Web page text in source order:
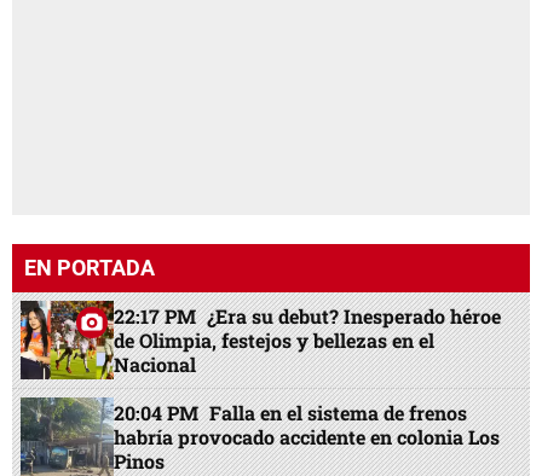
EN PORTADA
22:17 PM ¿Era su debut? Inesperado héroe
de Olimpia, festejos y bellezas en el
Nacional
20:04 PM Falla en el sistema de frenos
habría provocado accidente en colonia Los
Pinos